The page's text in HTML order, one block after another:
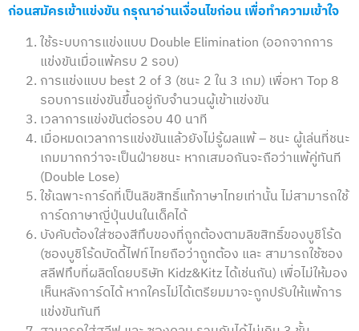
ก่อนสมัครเข้าแข่งขัน กรุณาอ่านเงื่อนไขก่อน เพื่อทำความเข้าใจ
ใช้ระบบการแข่งแบบ Double Elimination (ออกจากการ
แข่งขันเมื่อแพ้ครบ 2 รอบ)
การแข่งแบบ best 2 of 3 (ชนะ 2 ใน 3 เกม) เพื่อหา Top 8
รอบการแข่งขันขึ้นอยู่กับจำนวนผู้เข้าแข่งขัน
เวลาการแข่งขันต่อรอบ 40 นาที
เมื่อหมดเวลาการแข่งขันแล้วยังไม่รู้ผลแพ้ – ชนะ ผู้เล่นที่ชนะ
เกมมากกว่าจะเป็นฝ่ายชนะ หากเสมอกันจะถือว่าแพ้คู่ทันที
(Double Lose)
ใช้เฉพาะการ์ดที่เป็นลิขสิทธิ์แท้ภาษาไทยเท่านั้น ไม่สามารถใช้
การ์ดภาษาญี่ปุ่นปนในเด็คได้
บังคับต้องใส่ซองสีทึบของที่ถูกต้องตามลิขสิทธิ์ของบูชิโร้ด
(ซองบูชิโร้ดบัดดี้ไฟท์ไทยถือว่าถูกต้อง และ สามารถใช้ซอง
สลีฟทึบที่ผลิตโดยบริษัท Kidz&Kitz ได้เช่นกัน) เพื่อไม่ให้มอง
เห็นหลังการ์ดได้ หากใครไม่ได้เตรียมมาจะถูกปรับให้แพ้การ
แข่งขันทันที